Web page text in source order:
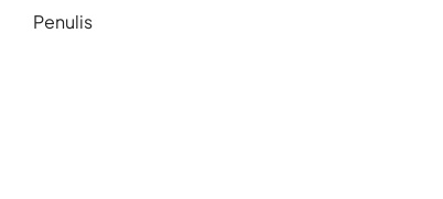
Penulis